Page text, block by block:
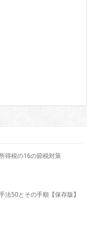
得税の16の節税対策
法50とその手順【保存版】